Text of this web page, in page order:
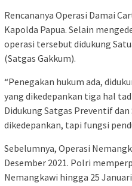
Rencananya Operasi Damai
Kapolda Papua. Selain
operasi tersebut didukung
(Satgas Gakkum).
“Penegakan hukum ada,
yang dikedepankan tiga hal
Didukung Satgas Preventif
dikedepankan, tapi fungsi
Sebelumnya, Operasi
Desember 2021. Polri
Nemangkawi hingga 25 Januari